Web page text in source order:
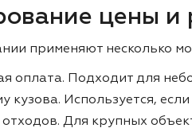
цены и
применяют несколько
оплата. Подходит для
кузова. Используется,
отходов. Для крупных